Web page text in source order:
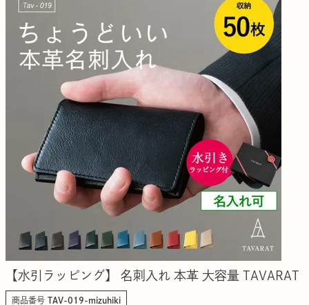
【水引ラッピング】 名刺入れ 本革 大容量 TAVARAT
商品番号 TAV-019-mizuhiki